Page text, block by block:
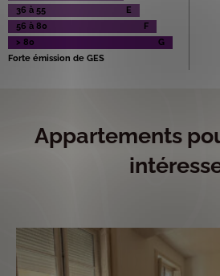
36 à 55
E
56 à 80
F
> 80
G
Forte émission de GES
Appartements